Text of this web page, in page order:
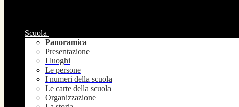
Scuola
Panoramica
Presentazione
I luoghi
Le persone
I numeri della scuola
Le carte della scuola
Organizzazione